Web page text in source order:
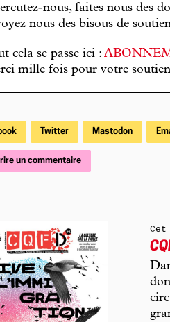
nous, faites nous des
nous des bisous de
cela se passe ici :
mille fois pour votre
Twitter Mastodon
un commentaire